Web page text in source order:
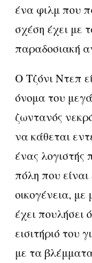
ένα φιλμ που
σχέση έχει με
παραδοσιακή
Ο Τζόνι Ντεπ
όνομα του
ζωντανός
να κάθεται
ένας λογιστής
πόλη που
οικογένεια, με
έχει πουλήσει
εισιτήριό του
με τα